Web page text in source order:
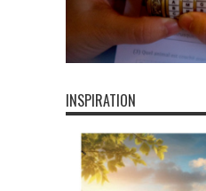
INSPIRATION